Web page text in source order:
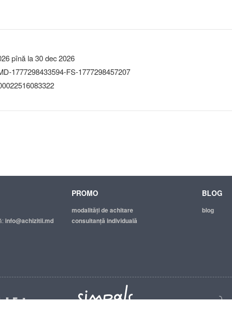
pînă la 30 dec 2026
1777298433594-FS-1777298457207
info@achizitii.md
PROMO
modalităţi de achitare
consultanță individuală
BLOG
blog